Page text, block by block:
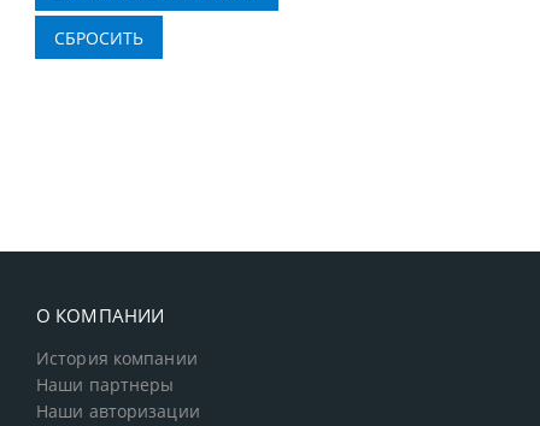
О КОМПАНИИ
История компании
Наши партнеры
Наши авторизации